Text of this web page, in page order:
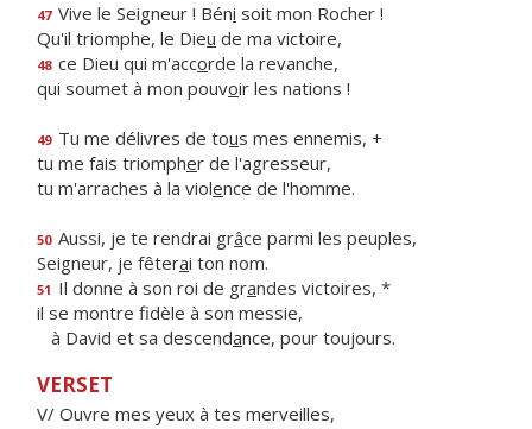
47 Vive le Seigneur ! Béni soit mon Rocher !
Qu'il triomphe, le Dieu de ma victoire,
48 ce Dieu qui m'accorde la revanche,
qui soumet à mon pouvoir les nations !
49 Tu me délivres de tous mes ennemis, +
tu me fais triompher de l'agresseur,
tu m'arraches à la violence de l'homme.
50 Aussi, je te rendrai grâce parmi les peuples,
Seigneur, je fêterai ton nom.
51 Il donne à son roi de grandes victoires, *
il se montre fidèle à son messie,
à David et sa descendance, pour toujours.
VERSET
V/ Ouvre mes yeux à tes merveilles,